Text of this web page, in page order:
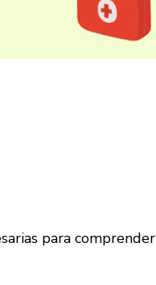
para comprender